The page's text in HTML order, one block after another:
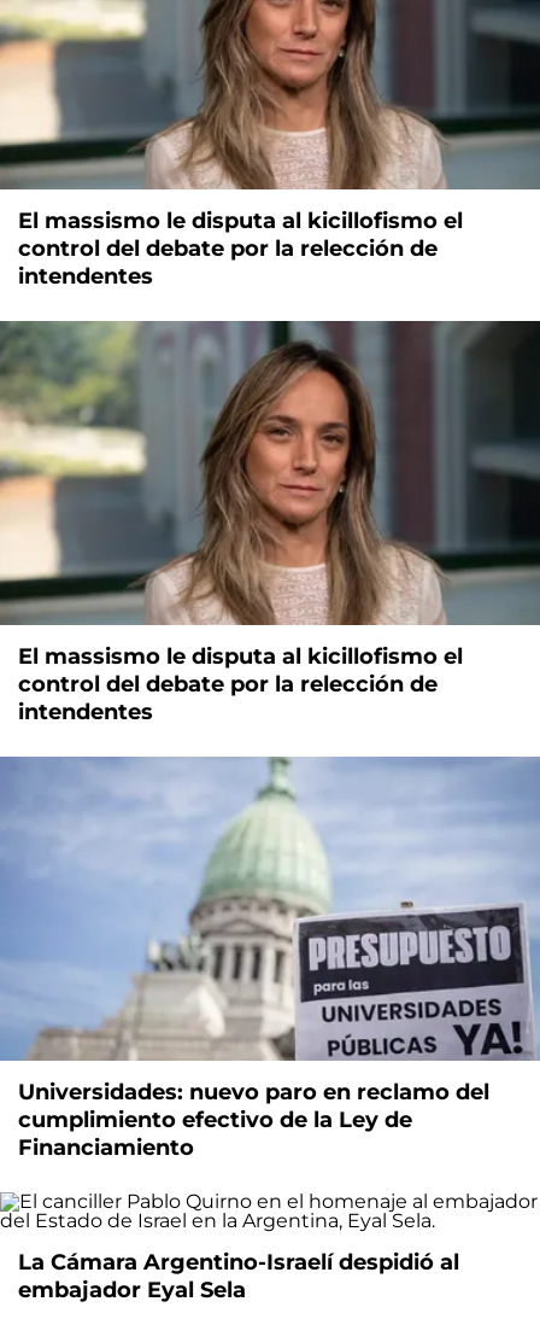
El massismo le disputa al kicillofismo el
control del debate por la relección de
intendentes
El massismo le disputa al kicillofismo el
control del debate por la relección de
intendentes
Universidades: nuevo paro en reclamo del
cumplimiento efectivo de la Ley de
Financiamiento
La Cámara Argentino-Israelí despidió al
embajador Eyal Sela